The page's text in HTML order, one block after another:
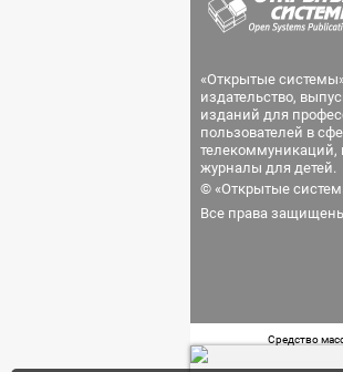
«Открытые
издательство,
изданий для
пользователей в
журналы для детей.
© «Открытые
Все права
Средство